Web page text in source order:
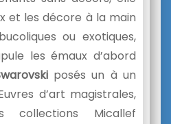
et les décore à la main
ou exotiques,
les émaux d’abord
posés un à un
d’art magistrales,
collections Micallef